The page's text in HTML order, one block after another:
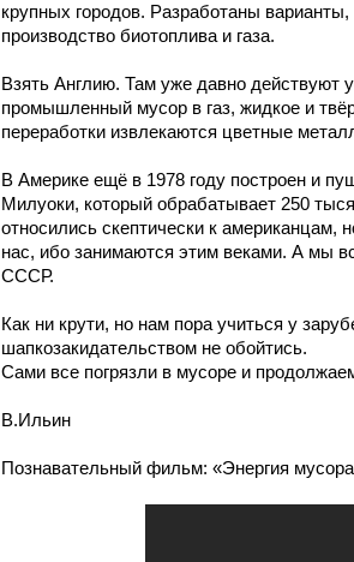
крупных городов. Разработаны
производство биотоплива и газа.
Взять Англию. Там уже давно действуют
промышленный мусор в газ, жидкое и
переработки извлекаются цветные
В Америке ещё в 1978 году построен и
Милуоки, который обрабатывает 250
относились скептически к американцам,
нас, ибо занимаются этим веками. А мы
СССР.
Как ни крути, но нам пора учиться у
шапкозакидательством не обойтись.
Сами все погрязли в мусоре и
В.Ильин
Познавательный фильм: «Энергия